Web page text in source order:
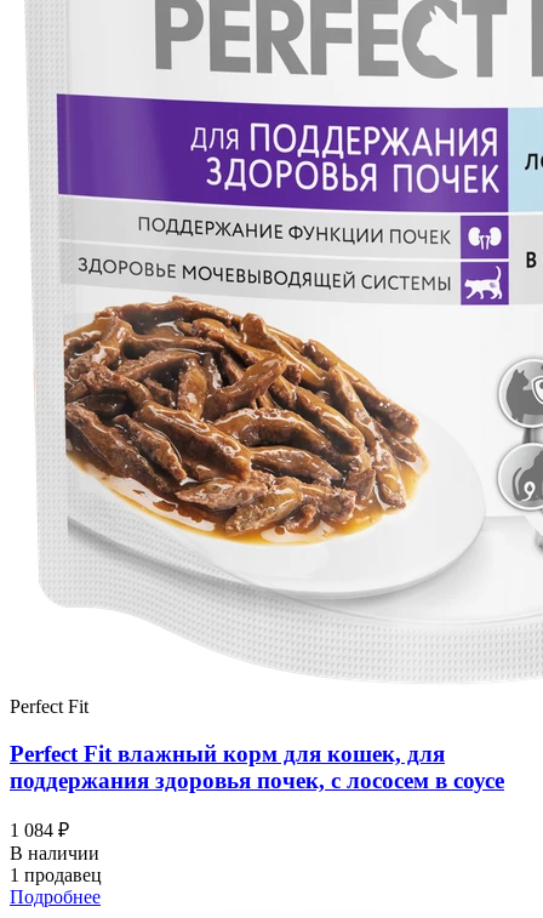
Perfect Fit
Perfect Fit влажный корм для кошек, для
поддержания здоровья почек, с лососем в соусе
1 084 ₽
В наличии
1 продавец
Подробнее